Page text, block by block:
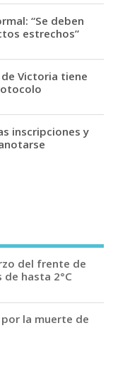
“Se deben
estrechos”
Victoria tiene
inscripciones y
del frente de
hasta 2°C
la muerte de